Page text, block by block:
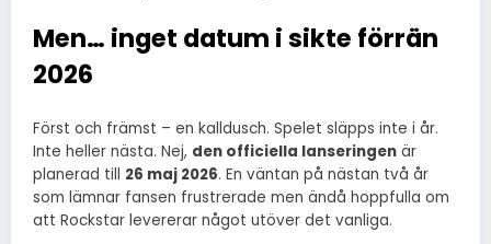
Men… inget datum i sikte förrän
2026
Först och främst – en kalldusch. Spelet släpps inte i år.
Inte heller nästa. Nej, den officiella lanseringen är
planerad till 26 maj 2026. En väntan på nästan två år
som lämnar fansen frustrerade men ändå hoppfulla om
att Rockstar levererar något utöver det vanliga.